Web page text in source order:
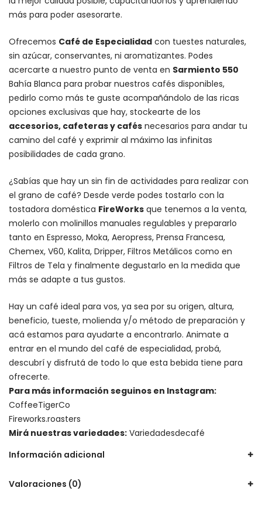
más para poder asesorarte.
Ofrecemos Café de Especialidad con tuestes naturales,
sin azúcar, conservantes, ni aromatizantes. Podes
acercarte a nuestro punto de venta en Sarmiento 550
Bahía Blanca para probar nuestros cafés disponibles,
pedirlo como más te guste acompañándolo de las ricas
opciones exclusivas que hay, stockearte de los
accesorios, cafeteras y cafés necesarios para andar tu
camino del café y exprimir al máximo las infinitas
posibilidades de cada grano.
¿Sabías que hay un sin fin de actividades para realizar con
el grano de café? Desde verde podes tostarlo con la
tostadora doméstica FireWorks que tenemos a la venta,
molerlo con molinillos manuales regulables y prepararlo
tanto en Espresso, Moka, Aeropress, Prensa Francesa,
Chemex, V60, Kalita, Dripper, Filtros Metálicos como en
Filtros de Tela y finalmente degustarlo en la medida que
más se adapte a tus gustos.
Hay un café ideal para vos, ya sea por su origen, altura,
beneficio, tueste, molienda y/o método de preparación y
acá estamos para ayudarte a encontrarlo. Animate a
entrar en el mundo del café de especialidad, probá,
descubrí y disfrutá de todo lo que esta bebida tiene para
ofrecerte.
Para más información seguinos en Instagram:
CoffeeTigerCo
Fireworks.roasters
Mirá nuestras variedades: Variedadesdecafé
Información adicional
Valoraciones (0)